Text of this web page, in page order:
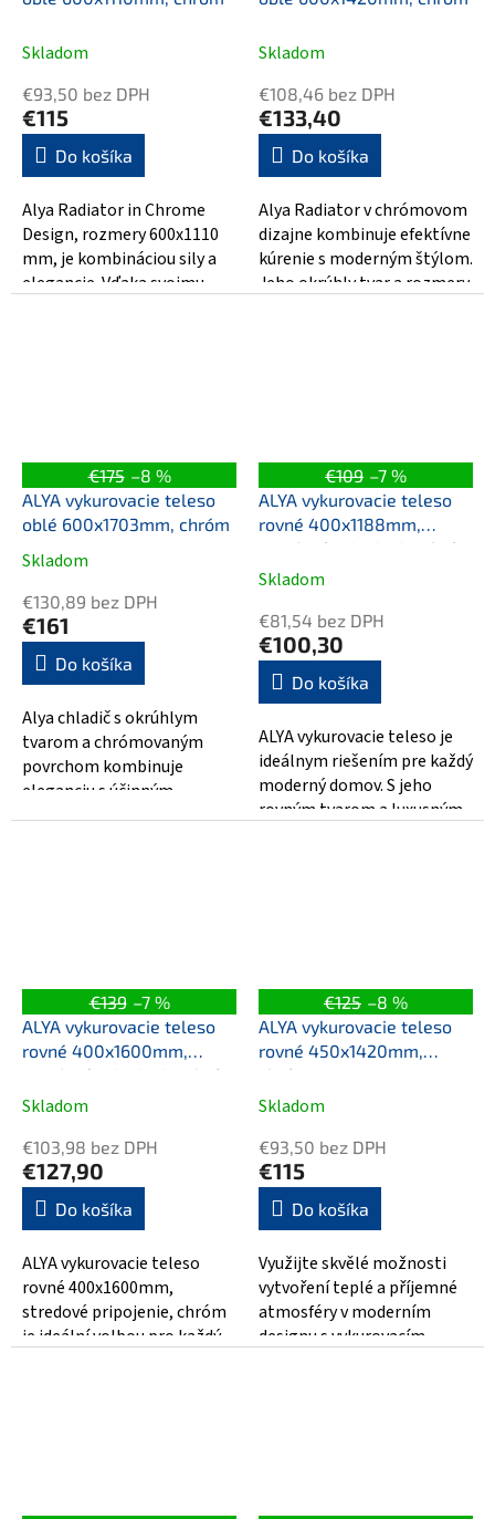
Skladom
€93,50 bez DPH
€115
Do košíka
Alya Radiator in Chrome
Design, rozmery 600x1110
mm, je kombináciou sily a
elegancie. Vďaka svojmu
Skladom
€108,46 bez DPH
€133,40
Do košíka
Alya Radiator v chrómovom
dizajne kombinuje efektívne
kúrenie s moderným štýlom.
Jeho okrúhly tvar a rozmery
€175 –8 %
ALYA vykurovacie teleso
oblé 600x1703mm, chróm
Priemerné
hodnotenie
produktu
je
5,0
z
5
hviezdičiek.
Skladom
€130,89 bez DPH
€161
Do košíka
Alya chladič s okrúhlym
tvarom a chrómovaným
povrchom kombinuje
eleganciu s účinným
zahrievaním. S rozmermi
€109 –7 %
ALYA vykurovacie teleso
rovné 400x1188mm,
stredové pripojenie, chróm
Skladom
€81,54 bez DPH
€100,30
Do košíka
ALYA vykurovacie teleso je
ideálnym riešením pre každý
moderný domov. S jeho
rovným tvarom a luxusným
€139 –7 %
ALYA vykurovacie teleso
rovné 400x1600mm,
stredové pripojenie, chróm
Skladom
€103,98 bez DPH
€127,90
Do košíka
ALYA vykurovacie teleso
rovné 400x1600mm,
stredové pripojenie, chróm
je ideální volbou pro každý
€125 –8 %
ALYA vykurovacie teleso
rovné 450x1420mm,
chróm
Skladom
€93,50 bez DPH
€115
Do košíka
Využijte skvělé možnosti
vytvoření teplé a příjemné
atmosféry v moderním
designu s vykurovacím